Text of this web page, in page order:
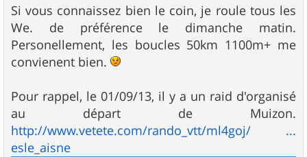
Si vous connaissez bien le coin, je roule tous les
We. de préférence le dimanche matin.
Personellement, les boucles 50km 1100m+ me
convienent bien.
Pour rappel, le 01/09/13, il y a un raid d'organisé
au départ de Muizon.
http://www.vetete.com/rando_vtt/ml4goj/ ...
esle_aisne